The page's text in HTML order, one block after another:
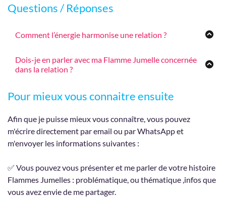
Questions / Réponses
Comment l’énergie harmonise une relation ?
L’énergie agit “au plus juste et harmonieux pour les
personnes dans la relation et situation” dans le lien. Ce
qui veut dire qu’il faut aborder un tel travail subtil, non
énergies comme vous pourriez le vouloir et le projeter,
avec une idée précise d’un résultat. Cela ne fonctionne
pas ainsi. Mais aborder cela avec l’esprit et le cœur ouvert
harmonieux pour tous.
Nous ne pouvons pas savoir ce qui va se passer et
Dois-je en parler avec ma Flamme Jumelle concernée
dans la relation ?
Non, vous n’avez pas besoin, car c’est une démarche
personnelle et surtout il n’y a absolument aucune
intervention énergétique sur l'autre personne et surtout
pas sans son accord !
Pour mieux vous connaitre ensuite
Afin que je puisse mieux vous connaître, vous pouvez
m'écrire directement par email ou par WhatsApp et
m'envoyer les informations suivantes :
✅ Vous pouvez vous présenter et me parler de votre histoire
Flammes Jumelles : problématique, ou thématique ,infos que
vous avez envie de me partager.